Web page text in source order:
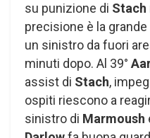
su punizione di Stach
precisione è la
un sinistro da fuori
minuti dopo. Al 39°
assist di Stach,
ospiti riescono a
sinistro di Marmoush